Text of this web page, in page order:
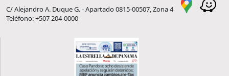
C/ Alejandro A. Duque G. - Apartado 0815-00507, Zona 4
Teléfono: +507 204-0000